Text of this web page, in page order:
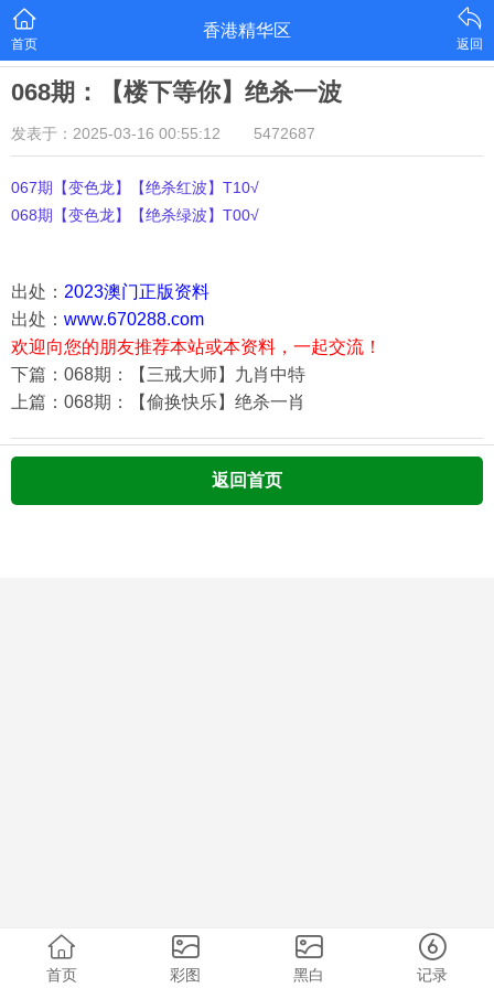
首页
香港精华区
返回
068期：【楼下等你】绝杀一波
发表于：2025-03-16 00:55:12 5472687
067期【变色龙】【绝杀红波】T10√
068期【变色龙】【绝杀绿波】T00√
出处： 2023澳门正版资料
出处： www.670288.com
欢迎向您的朋友推荐本站或本资料，一起交流！
下篇：068期：【三戒大师】九肖中特
上篇：068期：【偷换快乐】绝杀一肖
返回首页
首页 彩图 黑白 记录